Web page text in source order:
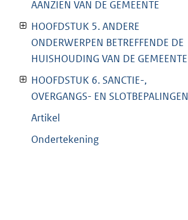
AANZIEN VAN DE GEMEENTE
HOOFDSTUK 5. ANDERE
ONDERWERPEN BETREFFENDE DE
HUISHOUDING VAN DE GEMEENTE
HOOFDSTUK 6. SANCTIE-,
OVERGANGS- EN SLOTBEPALINGEN
Artikel
Ondertekening